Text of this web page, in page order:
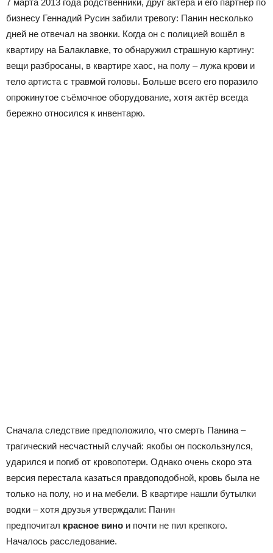
7 марта 2013 года родственники, друг актёра и его партнёр по
бизнесу Геннадий Русин забили тревогу: Панин несколько
дней не отвечал на звонки. Когда он с полицией вошёл в
квартиру на Балаклавке, то обнаружил страшную картину:
вещи разбросаны, в квартире хаос, на полу – лужа крови и
тело артиста с травмой головы. Больше всего его поразило
опрокинутое съёмочное оборудование, хотя актёр всегда
бережно относился к инвентарю.
Сначала следствие предположило, что смерть Панина –
трагический несчастный случай: якобы он поскользнулся,
ударился и погиб от кровопотери. Однако очень скоро эта
версия перестала казаться правдоподобной, кровь была не
только на полу, но и на мебели. В квартире нашли бутылки
водки – хотя друзья утверждали: Панин
предпочитал красное вино и почти не пил крепкого.
Началось расследование.